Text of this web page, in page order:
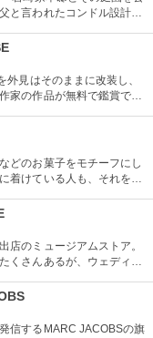
と言われたコンドル設計の
見はそのままに改装し、
家の作品が無料で鑑賞でき
どのお菓子をモチーフにし
着けている人も、それを見
店のミュージアムストア。
くさんあるが、ウェディン
信するMARC JACOBSの旗